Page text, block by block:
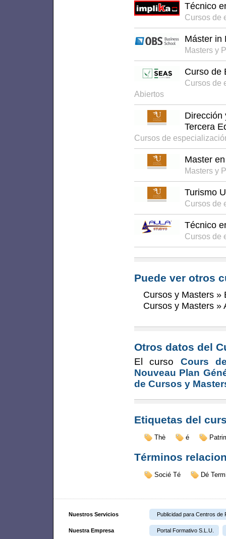
Técnico
Cursos de
Máster in
Masters y
Curso de
Cursos de
Abiertos
Dirección
Tercera
Cursos de
Master
Masters y
Turismo
Cursos de
Técnico
Cursos de
Puede ver otros
Cursos y Masters »
Cursos y Masters »
Otros datos del
El curso Cours
Nouveau Plan
de Cursos y
Etiquetas del
Thè é
Términos
Socié Té Dé
Nuestros Servicios Publicidad para Centros de
Nuestra Empresa Portal Formativo S.L.U.